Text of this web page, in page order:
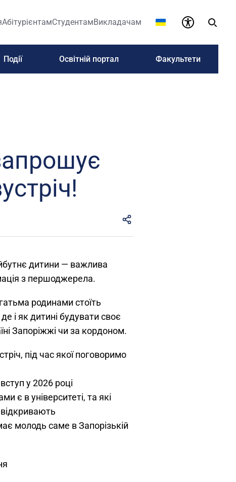
АбітурієнтамСтудентамВикладачам
Події Освітній портал Факультети
дитини — важлива
з першоджерела.
родинами стоїть
і як дитині будувати своє
Запоріжжі чи за кордоном.
під час якої поговоримо
у 2026 році
є в університеті, та які
молодь саме в Запорізькій